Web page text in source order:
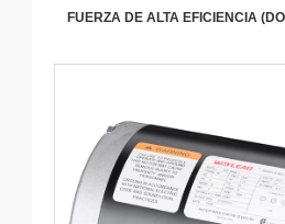
FUERZA DE ALTA EFICIENCIA